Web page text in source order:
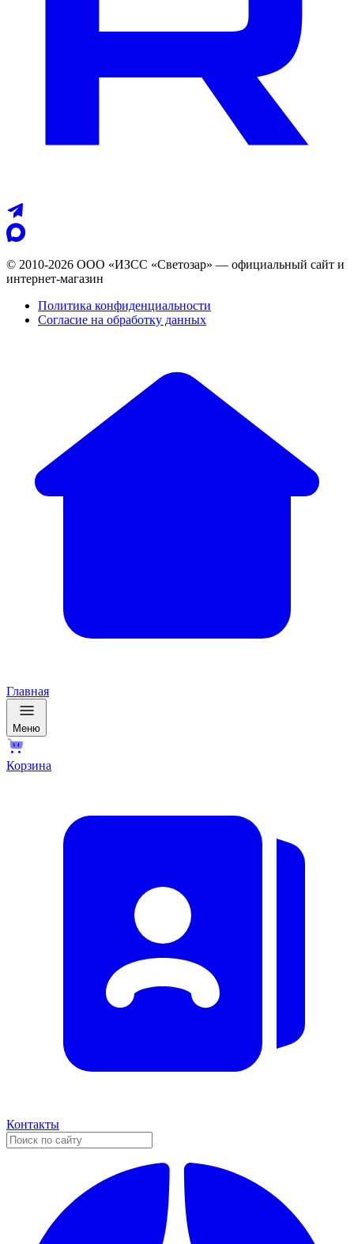
© 2010-2026 ООО «ИЗСС «Светозар» — официальный сайт и
интернет-магазин
Политика конфиденциальности
Согласие на обработку данных
Главная
Меню
Корзина
Контакты